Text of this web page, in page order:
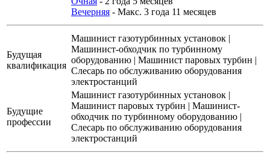
Вечерняя - Макс. 3 года 11 месяцев
Будущая
квалификация
Машинист газотурбинных установок |
Машинист-обходчик по турбинному
оборудованию | Машинист паровых турбин |
Слесарь по обслуживанию оборудования
электростанций
Будущие
профессии
Машинист газотурбинных установок |
Машинист паровых турбин | Машинист-
обходчик по турбинному оборудованию |
Слесарь по обслуживанию оборудования
электростанций